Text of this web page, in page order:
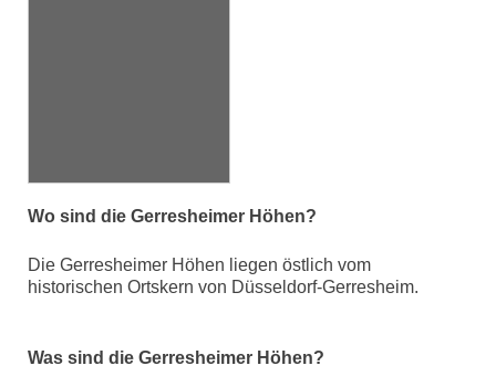
Wo sind die Gerresheimer Höhen?
Die Gerresheimer Höhen liegen östlich vom
historischen Ortskern von Düsseldorf-Gerresheim.
Was sind die Gerresheimer Höhen?